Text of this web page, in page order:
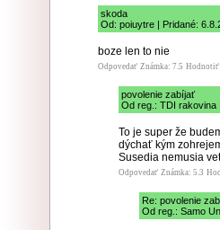
skoda
Od: poiuytre | Pridané:
boze len to nie
Odpovedať Známka: 7.5 Hodnotiť:
povolenie zabíjať
Od reg.: TDI rakovina
To je super že
dýchať kým
Susedia nemusia
Odpovedať Známka: 5.3
Re: povolenie
Od reg.: Samo